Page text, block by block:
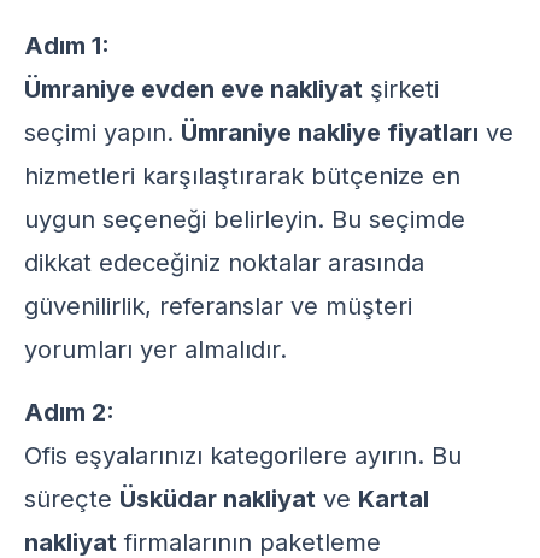
Adım 1:
Ümraniye evden eve nakliyat şirketi
seçimi yapın. Ümraniye nakliye fiyatları ve
hizmetleri karşılaştırarak bütçenize en
uygun seçeneği belirleyin. Bu seçimde
dikkat edeceğiniz noktalar arasında
güvenilirlik, referanslar ve müşteri
yorumları yer almalıdır.
Adım 2:
Ofis eşyalarınızı kategorilere ayırın. Bu
süreçte Üsküdar nakliyat ve Kartal
nakliyat firmalarının paketleme